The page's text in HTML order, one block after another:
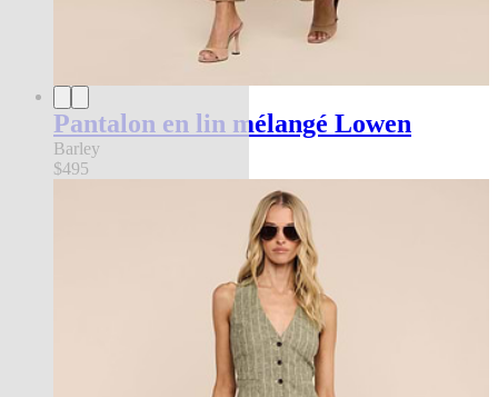
Pantalon en lin mélangé Lowen
Barley
$495